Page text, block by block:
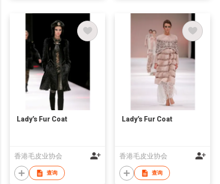
Lady’s Fur Coat
香港毛皮业协会
查询
Lady’s Fur Coat
香港毛皮业协会
查询